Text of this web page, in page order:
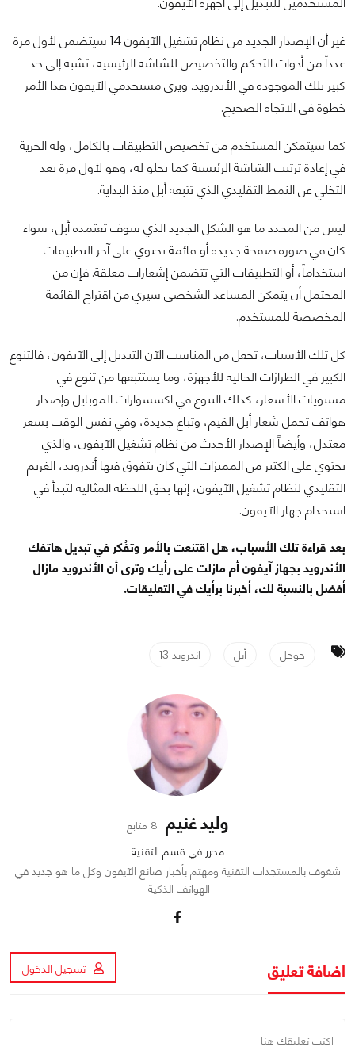
غير أن الإصدار الجديد من نظام تشغيل الآيفون 14 سيتضمن لأول مرة
عدداً من أدوات التحكم والتخصيص للشاشة الرئيسية، تشبه إلى حد
كبير تلك الموجودة في الأندرويد. ويرى مستخدمي الآيفون هذا الأمر
خطوة في الاتجاه الصحيح.
كما سيتمكن المستخدم من تخصيص التطبيقات بالكامل، وله الحرية
في إعادة ترتيب الشاشة الرئيسية كما يحلو له، وهو لأول مرة يعد
التخلي عن النمط التقليدي الذي تتبعه أبل منذ البداية.
ليس من المحدد ما هو الشكل الجديد الذي سوف تعتمده أبل، سواء
كان في صورة صفحة جديدة أو قائمة تحتوي على آخر التطبيقات
استخداماً، أو التطبيقات التي تتضمن إشعارات معلقة. فإن من
المحتمل أن يتمكن المساعد الشخصي سيري من اقتراح القائمة
المخصصة للمستخدم.
كل تلك الأسباب، تجعل من المناسب الآن التبديل إلى الآيفون، فالتنوع
الكبير في الطرازات الحالية للأجهزة، وما يستتبعها من تنوع في
مستويات الأسعار، كذلك التنوع في اكسسوارات الموبايل وإصدار
هواتف تحمل شعار أبل القيم، وتباع جديدة، وفي نفس الوقت بسعر
معتدل، وأيضاً الإصدار الأحدث من نظام تشغيل الآيفون، والذي
يحتوي على الكثير من المميزات التي كان يتفوق فيها أندرويد، الغريم
التقليدي لنظام تشغيل الآيفون، إنها بحق اللحظة المثالية لتبدأ في
استخدام جهاز الآيفون.
بعد قراءة تلك الأسباب، هل اقتنعت بالأمر وتفُكر في تبديل هاتفك
الأندرويد بجهاز آيفون أم مازلت على رأيك وترى أن الأندرويد مازال
أفضل بالنسبة لك، أخبرنا برأيك في التعليقات.
جوجل أبل اندرويد 13
وليد غنيم 8 متابع
محرر في قسم التقنية
شغوف بالمستجدات التقنية ومهتم بأخبار صانع الآيفون وكل ما هو جديد في
الهواتف الذكية.
اضافة تعليق تسجيل الدخول